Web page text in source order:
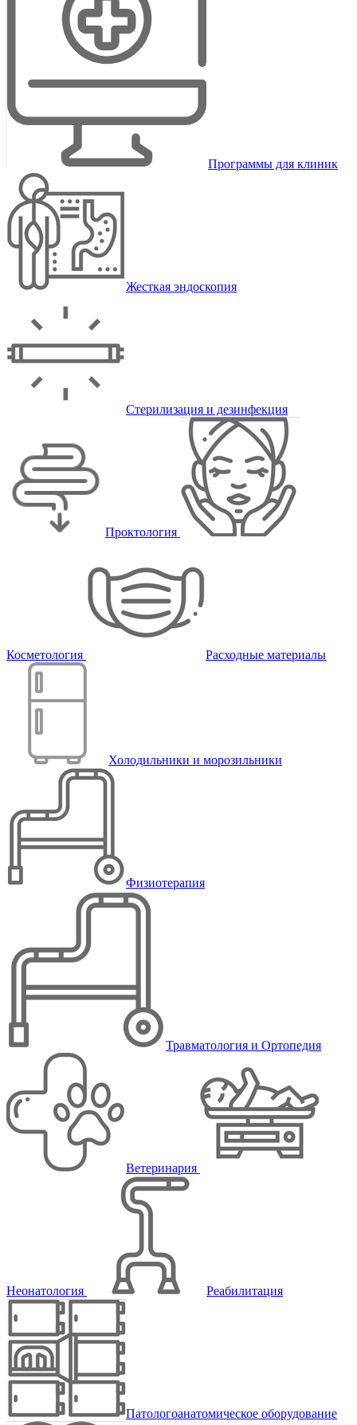
Программы для клиник
Жесткая эндоскопия
Стерилизация и дезинфекция
Проктология
Косметология Расходные материалы
Холодильники и морозильники
Физиотерапия
Травматология и Ортопедия
Ветеринария
Неонатология Реабилитация
Патологоанатомическое оборудование